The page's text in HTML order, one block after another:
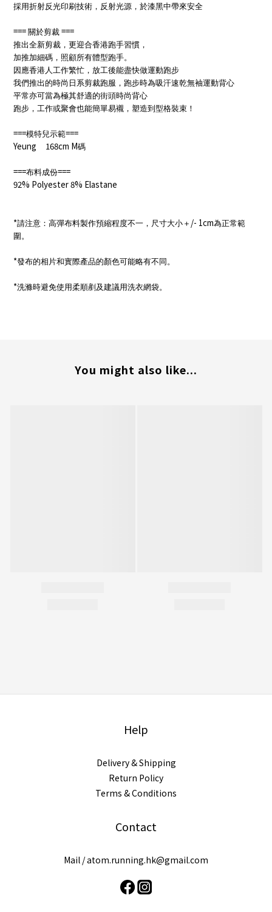
採用折射反光印刷技術，反射光源，於漆黑中帶來安全
=== 關於剪裁 ===
推出全新剪裁，更迎合香港跑手習慣，
加推加細碼，照顧所有體型跑手。
因應香港人工作繁忙，放工後能盡快做運動跑步
我們推出的時尚日系剪裁跑服，跑步時為吸汗速乾無袖運動背心
平常亦可當為極其舒適的街頭時尚背心
跑步，工作或聚會也能簡單易襯，塑造到型格裝束！
===模特兒示範===
Yeung 168cm M碼
===布料成份===
92% Polyester 8% Elastane
*請注意：高彈布料製作預縮程度不一，尺寸大小＋ /- 1cm為正常範
圍。
*發布的相片和實際產品的顏色可能略有不同。
*洗滌時避免使用柔順剷及建議用洗衣網袋。
You might also like...
Help
Delivery & Shipping
Return Policy
Terms & Conditions
Contact
Mail /atom.running.hk@gmail.com